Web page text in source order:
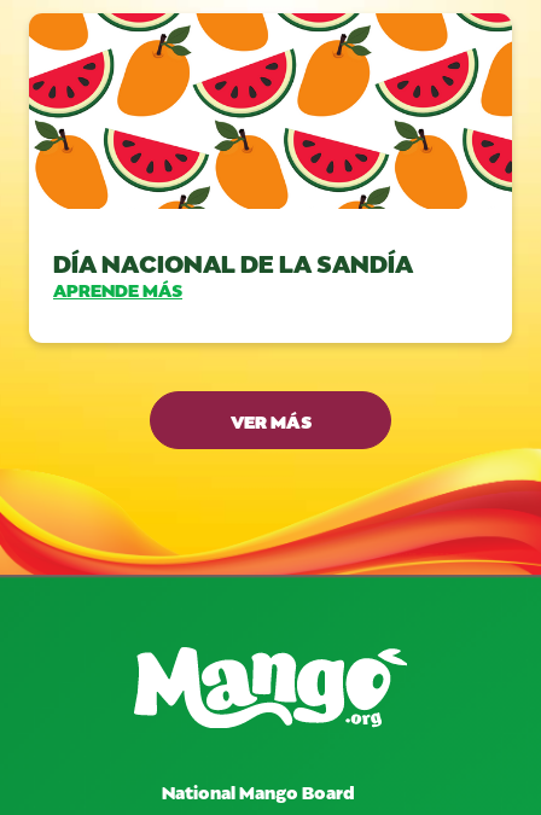
DÍA NACIONAL DE LA SANDÍA
APRENDE MÁS
VER MÁS
National Mango Board